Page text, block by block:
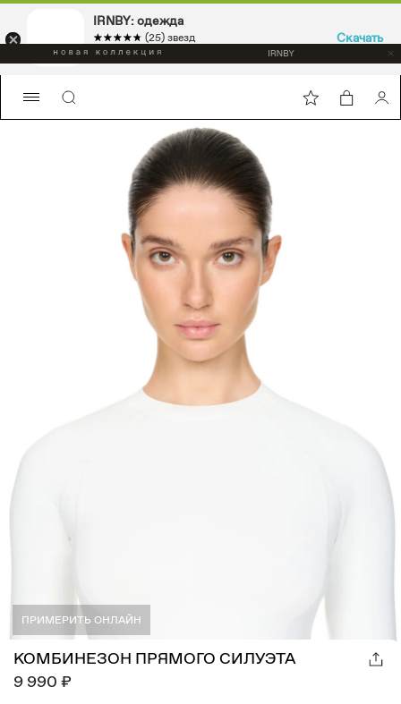
ПРИМЕРИТЬ ОНЛАЙН
КОМБИНЕЗОН ПРЯМОГО СИЛУЭТА
9 990 ₽
IRNBY: одежда
☆☆☆☆☆
★★★★★ (25) звезд
Sport & casual, аксессуары
Скачать